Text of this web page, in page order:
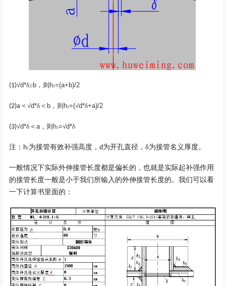
(1)√d*δ≥b ，则 h1 =(a+b)/2
(2)a ＜ √d*δ ＜ b ，则 h1 =(√d*δ+a)/2
(3)√d*δ ＜ a，则 h1 =√d*δ
注： h1 为接管有效补强高度， d为开孔直径，δ为接管名义厚度。
一般情况下实际外伸接管长度都是偏长的，也就是实际起补强作用
的接管长度一般是小于我们所输入的外伸接管长度的。我们可以看
一下计算书里面的：